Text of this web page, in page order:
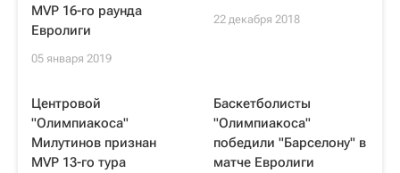
MVP 16-го раунда
Евролиги
05 января 2019
22 декабря 2018
Центровой
"Олимпиакоса"
Милутинов признан
MVP 13-го тура
Баскетболисты
"Олимпиакоса"
победили "Барселону" в
матче Евролиги